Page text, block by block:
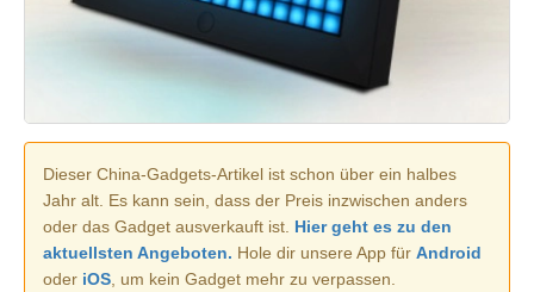
Dieser China-Gadgets-Artikel ist schon über ein halbes
Jahr alt. Es kann sein, dass der Preis inzwischen anders
oder das Gadget ausverkauft ist. Hier geht es zu den
aktuellsten Angeboten. Hole dir unsere App für Android
oder iOS , um kein Gadget mehr zu verpassen.